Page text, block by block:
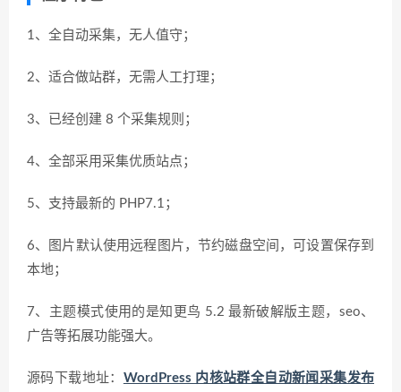
1、全自动采集，无人值守；
2、适合做站群，无需人工打理；
3、已经创建 8 个采集规则；
4、全部采用采集优质站点；
5、支持最新的 PHP7.1；
6、图片默认使用远程图片，节约磁盘空间，可设置保存到
本地；
7、主题模式使用的是知更鸟 5.2 最新破解版主题，seo、
广告等拓展功能强大。
源码下载地址： WordPress 内核站群全自动新闻采集发布